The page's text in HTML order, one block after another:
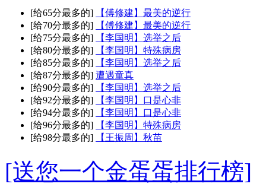
[给65分最多的]
【傅修建】最美的逆行
[给70分最多的]
【傅修建】最美的逆行
[给75分最多的]
【李国明】选举之后
[给80分最多的]
【李国明】特殊病房
[给85分最多的]
【李国明】选举之后
[给87分最多的] 遭遇童真
[给90分最多的]
【李国明】选举之后
[给92分最多的]
【李国明】口是心非
[给94分最多的]
【李国明】口是心非
[给96分最多的]
【李国明】特殊病房
[给98分最多的]
【王振周】秋苗
[送您一个金蛋蛋排行榜]